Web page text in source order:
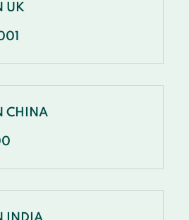
UK
CHINA